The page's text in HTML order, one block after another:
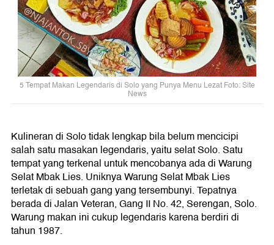
5 Tempat Makan Legendaris di Solo yang Punya Menu Lezat Foto: Site
News
Kulineran di Solo tidak lengkap bila belum mencicipi
salah satu masakan legendaris, yaitu selat Solo. Satu
tempat yang terkenal untuk mencobanya ada di Warung
Selat Mbak Lies. Uniknya Warung Selat Mbak Lies
terletak di sebuah gang yang tersembunyi. Tepatnya
berada di Jalan Veteran, Gang II No. 42, Serengan, Solo.
Warung makan ini cukup legendaris karena berdiri di
tahun 1987.